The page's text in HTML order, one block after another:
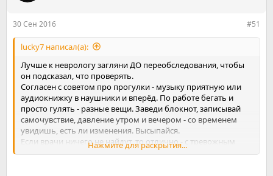
организме;
Гинкго двулопастный – фито-средство, помогающее
нормализовать передачу нервных импульсов.
30 Сен 2016 #51
lucky7 написал(а):
Лучше к неврологу загляни ДО переобследования, чтобы
он подсказал, что проверять.
Согласен с советом про прогулки - музыку приятную или
аудиокнижку в наушники и вперёд. По работе бегать и
просто гулять - разные вещи. Заведи блокнот, записывай
самочувствие, давление утром и вечером - со временем
увидишь, есть ли изменения. Высыпайся.
Если врачи ничего не найдут, то отлично - с тревожным
расстройством со временем справишься, рано или поздно
Нажмите для раскрытия...